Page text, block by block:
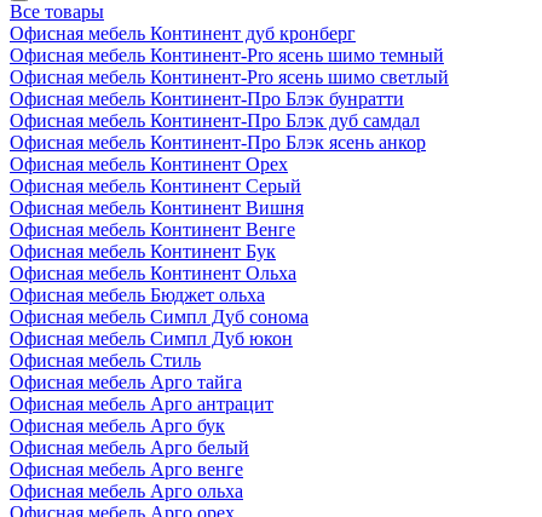
Все товары
Офисная мебель Континент дуб кронберг
Офисная мебель Континент-Pro ясень шимо темный
Офисная мебель Континент-Pro ясень шимо светлый
Офисная мебель Континент-Про Блэк бунратти
Офисная мебель Континент-Про Блэк дуб самдал
Офисная мебель Континент-Про Блэк ясень анкор
Офисная мебель Континент Орех
Офисная мебель Континент Серый
Офисная мебель Континент Вишня
Офисная мебель Континент Венге
Офисная мебель Континент Бук
Офисная мебель Континент Ольха
Офисная мебель Бюджет ольха
Офисная мебель Симпл Дуб сонома
Офисная мебель Симпл Дуб юкон
Офисная мебель Стиль
Офисная мебель Арго тайга
Офисная мебель Арго антрацит
Офисная мебель Арго бук
Офисная мебель Арго белый
Офисная мебель Арго венге
Офисная мебель Арго ольха